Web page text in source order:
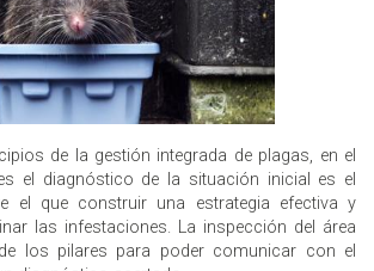
de la gestión integrada de plagas, en el
el diagnóstico de la situación inicial es el
el que construir una estrategia efectiva y
las infestaciones. La inspección del área
los pilares para poder comunicar con el